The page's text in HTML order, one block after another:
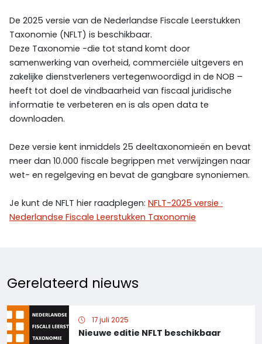
De 2025 versie van de Nederlandse Fiscale Leerstukken
Taxonomie (NFLT) is beschikbaar.
Deze Taxonomie -die tot stand komt door
samenwerking van overheid, commerciële uitgevers en
zakelijke dienstverleners vertegenwoordigd in de NOB –
heeft tot doel de vindbaarheid van fiscaal juridische
informatie te verbeteren en is als open data te
downloaden.
Deze versie kent inmiddels 25 deeltaxonomieën en bevat
meer dan 10.000 fiscale begrippen met verwijzingen naar
wet- en regelgeving en bevat de gangbare synoniemen.
Je kunt de NFLT hier raadplegen: NFLT-2025 versie ·
Nederlandse Fiscale Leerstukken Taxonomie
Gerelateerd nieuws
Nieuwe editie NFLT beschikbaar
17 juli 2025